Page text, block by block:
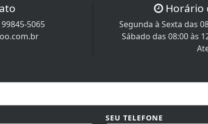
5065
Horário
Segunda à Sexta das
Sábado das 08:00 às
SEU TELEFONE